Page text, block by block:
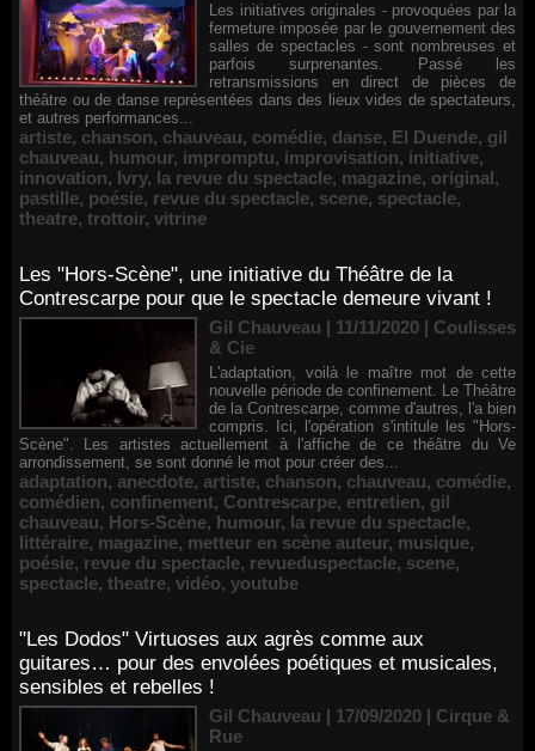
Les initiatives originales - provoquées par la
fermeture imposée par le gouvernement des
salles de spectacles - sont nombreuses et
parfois surprenantes. Passé les
retransmissions en direct de pièces de
théâtre ou de danse représentées dans des lieux vides de spectateurs,
et autres performances...
artiste, chanson, chauveau, comédie, danse, El Duende, gil
chauveau, humour, impromptu, improvisation, initiative,
innovation, Ivry, la revue du spectacle, magazine, original,
pastille, poésie, revue du spectacle, scene, spectacle,
theatre, trottoir, vitrine
Les "Hors-Scène", une initiative du Théâtre de la
Contrescarpe pour que le spectacle demeure vivant !
Gil Chauveau | 11/11/2020 | Coulisses
& Cie
L'adaptation, voilà le maître mot de cette
nouvelle période de confinement. Le Théâtre
de la Contrescarpe, comme d'autres, l'a bien
compris. Ici, l'opération s'intitule les "Hors-
Scène". Les artistes actuellement à l'affiche de ce théâtre du Ve
arrondissement, se sont donné le mot pour créer des...
adaptation, anecdote, artiste, chanson, chauveau, comédie,
comédien, confinement, Contrescarpe, entretien, gil
chauveau, Hors-Scène, humour, la revue du spectacle,
littéraire, magazine, metteur en scène auteur, musique,
poésie, revue du spectacle, revueduspectacle, scene,
spectacle, theatre, vidéo, youtube
"Les Dodos" Virtuoses aux agrès comme aux
guitares… pour des envolées poétiques et musicales,
sensibles et rebelles !
Gil Chauveau | 17/09/2020 | Cirque &
Rue